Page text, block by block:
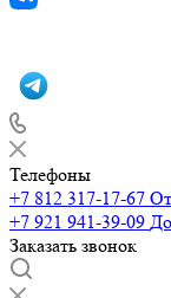
Телефоны
+7 812 317-17-67
+7 921 941-39-09
Заказать звонок